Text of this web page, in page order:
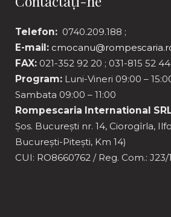
Telefon: 0740.209.188 ;
E-mail:
FAX: 021-352 92 20 ; 031-815 52 44
Program: Luni-Vineri 09:00 –
Sambata 09:00 – 11:00
Rompescaria International
Șos. București nr. 14, Ciorogîrla,
București-Pitești, Km 14)
CUI: RO8660762 / Reg. Com.: